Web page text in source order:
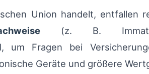
Union handelt, entfallen
(z. B.
um Fragen bei
Geräte und größere